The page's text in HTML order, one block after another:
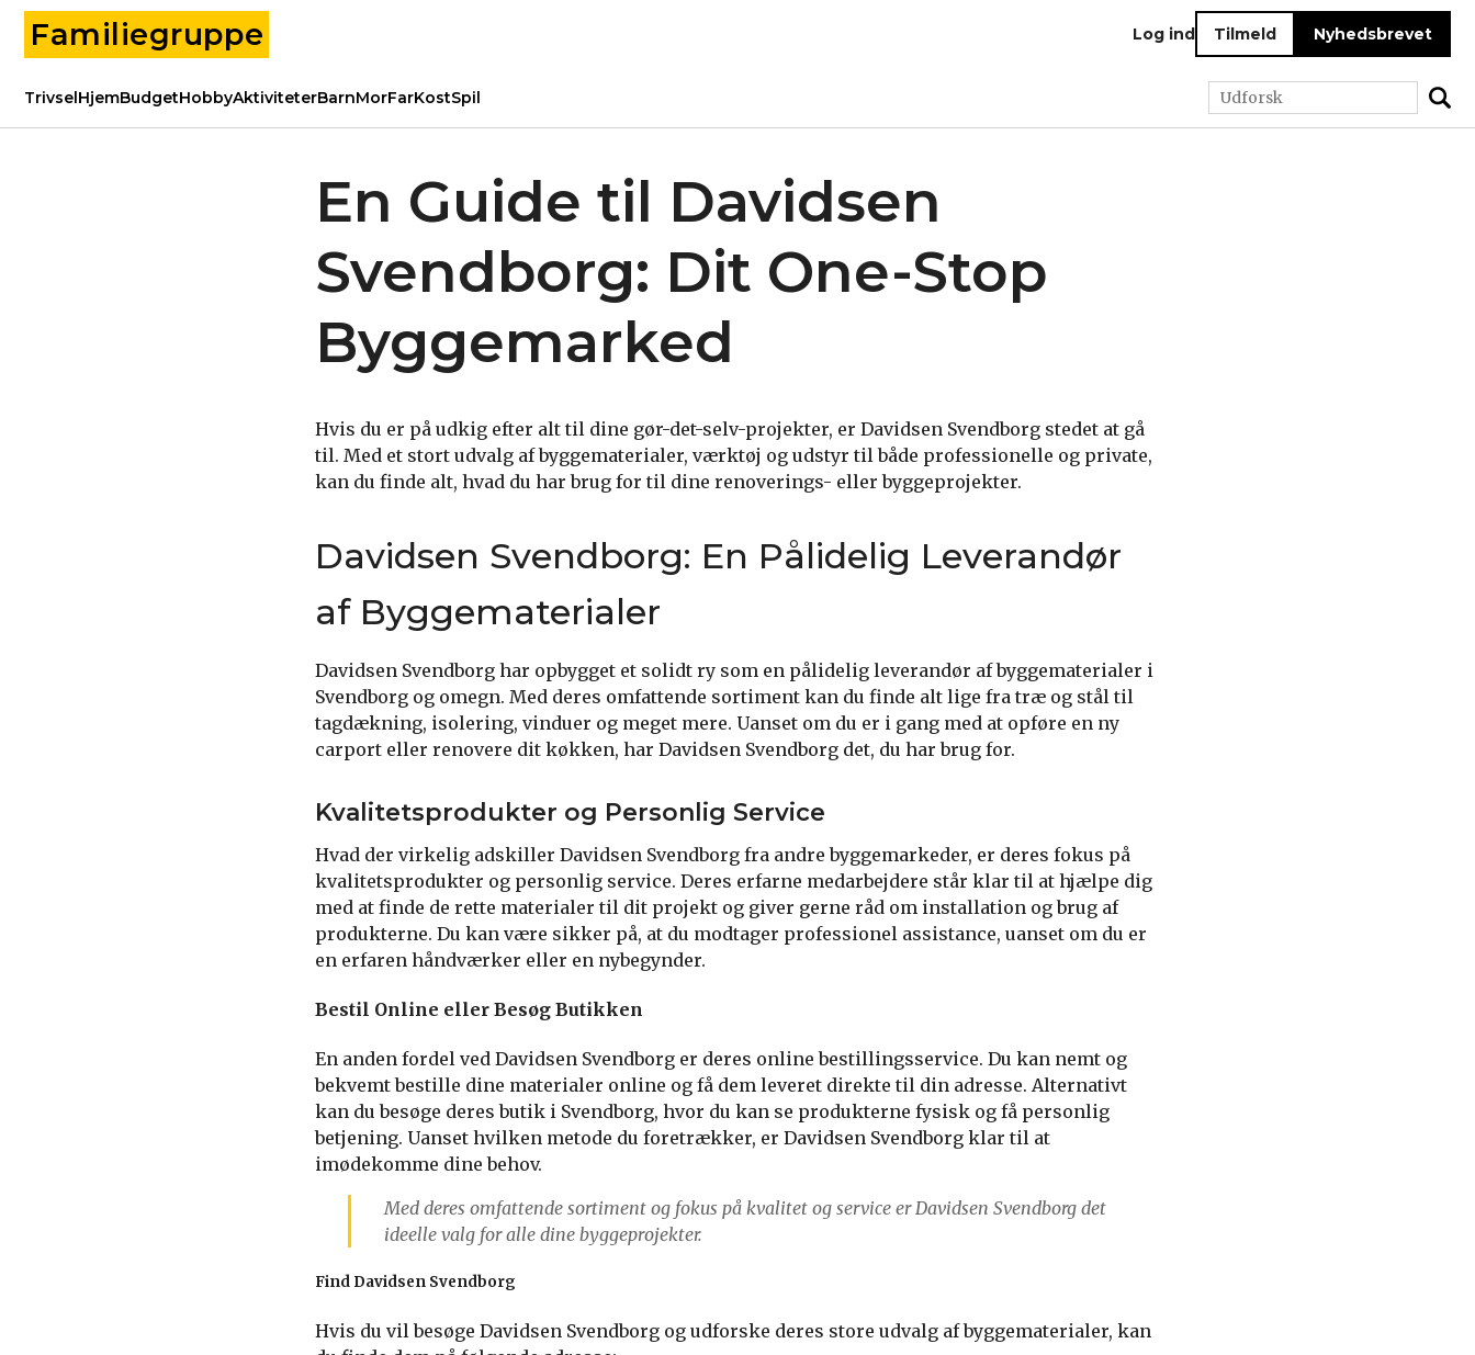
Familiegruppe Log ind Tilmeld Nyhedsbrevet
TrivselHjemBudgetHobbyAktiviteterBarnMorFarKostSpil
En Guide til Davidsen
Svendborg: Dit One-Stop
Byggemarked
Hvis du er på udkig efter alt til dine gør-det-selv-projekter, er Davidsen Svendborg stedet at gå
til. Med et stort udvalg af byggematerialer, værktøj og udstyr til både professionelle og private,
kan du finde alt, hvad du har brug for til dine renoverings- eller byggeprojekter.
Davidsen Svendborg: En Pålidelig Leverandør
af Byggematerialer
Davidsen Svendborg har opbygget et solidt ry som en pålidelig leverandør af byggematerialer i
Svendborg og omegn. Med deres omfattende sortiment kan du finde alt lige fra træ og stål til
tagdækning, isolering, vinduer og meget mere. Uanset om du er i gang med at opføre en ny
carport eller renovere dit køkken, har Davidsen Svendborg det, du har brug for.
Kvalitetsprodukter og Personlig Service
Hvad der virkelig adskiller Davidsen Svendborg fra andre byggemarkeder, er deres fokus på
kvalitetsprodukter og personlig service. Deres erfarne medarbejdere står klar til at hjælpe dig
med at finde de rette materialer til dit projekt og giver gerne råd om installation og brug af
produkterne. Du kan være sikker på, at du modtager professionel assistance, uanset om du er
en erfaren håndværker eller en nybegynder.
Bestil Online eller Besøg Butikken
En anden fordel ved Davidsen Svendborg er deres online bestillingsservice. Du kan nemt og
bekvemt bestille dine materialer online og få dem leveret direkte til din adresse. Alternativt
kan du besøge deres butik i Svendborg, hvor du kan se produkterne fysisk og få personlig
betjening. Uanset hvilken metode du foretrækker, er Davidsen Svendborg klar til at
imødekomme dine behov.
Med deres omfattende sortiment og fokus på kvalitet og service er Davidsen Svendborg det
ideelle valg for alle dine byggeprojekter.
Find Davidsen Svendborg
Hvis du vil besøge Davidsen Svendborg og udforske deres store udvalg af byggematerialer, kan